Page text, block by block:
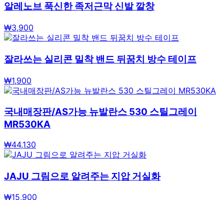
알레노브 푹신한 족저근막 신발 깔창
₩3,900
잘라쓰는 실리콘 밀착 밴드 뒤꿈치 방수 테이프
₩1,900
국내매장판/AS가능 뉴발란스 530 스틸그레이
MR530KA
₩44,130
JAJU 그림으로 알려주는 지압 거실화
₩15,900